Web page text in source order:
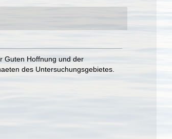
Guten Hoffnung und der
des Untersuchungsgebietes.